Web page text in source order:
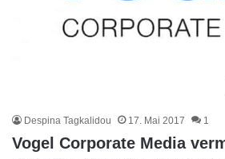
Despina Tagkalidou 17. Mai 2017 1
Vogel Corporate Media